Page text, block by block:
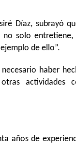
Díaz, subrayó
solo
de ello”.
haber
actividades
años de